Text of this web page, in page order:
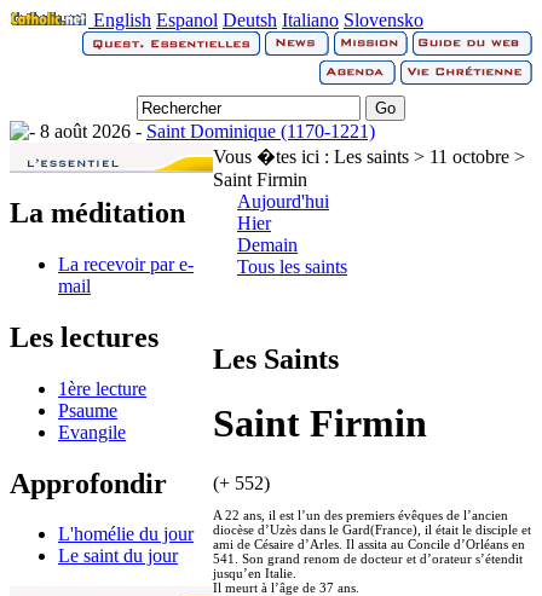
English Espanol Deutsh Italiano Slovensko
8 août 2026 - Saint Dominique (1170-1221)
La méditation
La recevoir par e-
mail
Les lectures
1ère lecture
Psaume
Evangile
Approfondir
L'homélie du jour
Le saint du jour
Vous �tes ici : Les saints > 11 octobre >
Saint Firmin
Aujourd'hui
Hier
Demain
Tous les saints
Les Saints
Saint Firmin
(+ 552)
A 22 ans, il est l’un des premiers évêques de l’ancien
diocèse d’Uzès dans le Gard(France), il était le disciple et
ami de Césaire d’Arles. Il assita au Concile d’Orléans en
541. Son grand renom de docteur et d’orateur s’étendit
jusqu’en Italie.
Il meurt à l’âge de 37 ans.